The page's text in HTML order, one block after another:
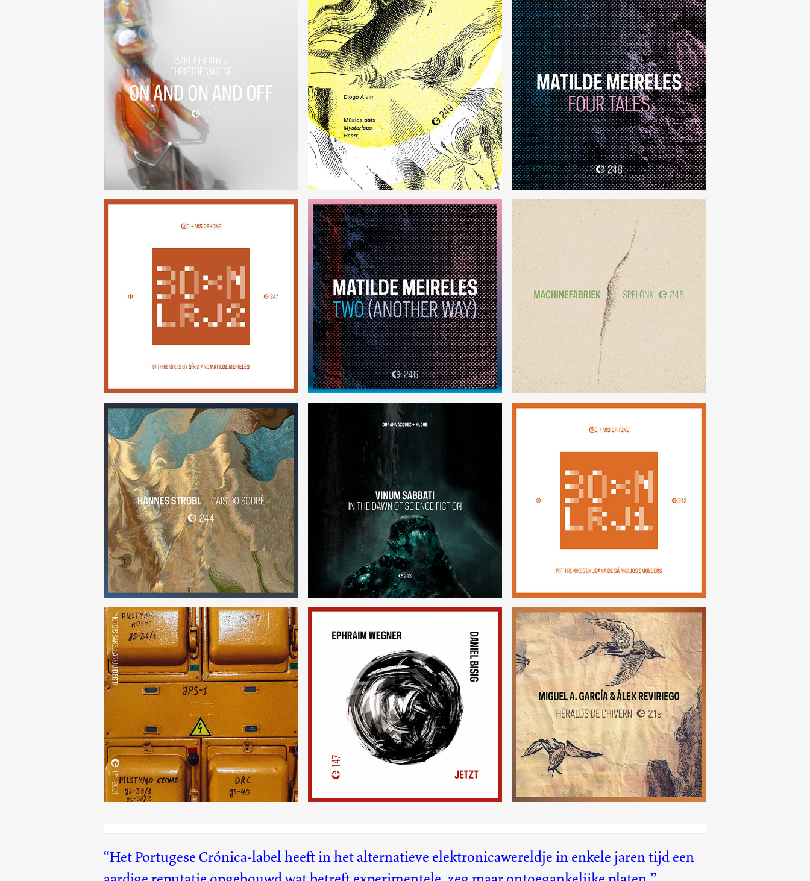
On And On And Off
(250)
Música para Mysterious Heart
(249)
Four Tales
(248)
30×N — LRJ2
(247)
Two (Another Way)
(246)
Spelonk
(245)
Cais do Sodré
(244)
Vinum Sabbati: In the Dawn of
Science Fiction
(243)
30×N — LRJ1
(242)
Degti
(171)
Jetzt
(147)
Heralds de l'hiver
(219)
Het Portugese Crónica-label heeft in het alternatieve elektronicawereldje in enkele jaren tijd een